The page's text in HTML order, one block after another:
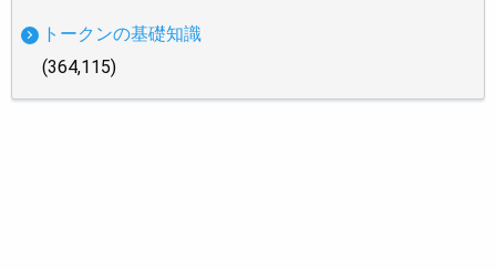
トークンの基礎知識
(364,115)